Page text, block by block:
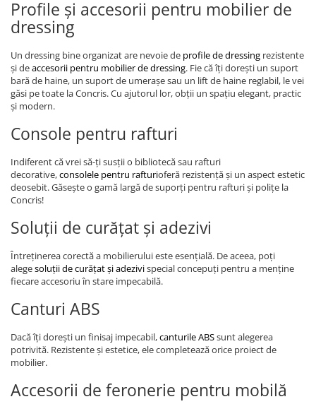
Profile și accesorii pentru mobilier de
dressing
Un dressing bine organizat are nevoie de profile de dressing rezistente
și deaccesorii pentru mobilier de dressing. Fie că îți dorești un suport
bară de haine, un suport de umerașe sau un lift de haine reglabil, le vei
găsi pe toate la Concris. Cu ajutorul lor, obții un spațiu elegant, practic
și modern.
Console pentru rafturi
Indiferent că vrei să-ți susții o bibliotecă sau rafturi
decorative,consolele pentru rafturioferă rezistență și un aspect estetic
deosebit. Găsește o gamă largă de suporți pentru rafturi și polițe la
Concris!
Soluții de curățat și adezivi
Întreținerea corectă a mobilierului este esențială. De aceea, poți
alegesoluții de curățat și adezivispecial concepuți pentru a menține
fiecare accesoriu în stare impecabilă.
Canturi ABS
Dacă îți dorești un finisaj impecabil,canturile ABSsunt alegerea
potrivită. Rezistente și estetice, ele completează orice proiect de
mobilier.
Accesorii de feronerie pentru mobilă